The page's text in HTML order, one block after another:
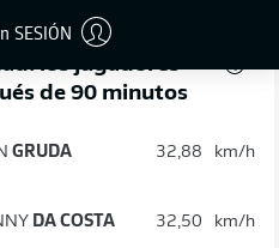
SESIÓN
los jugadores
de 90 minutos
GRUDA 32,88 km/h
DA COSTA 32,50 km/h